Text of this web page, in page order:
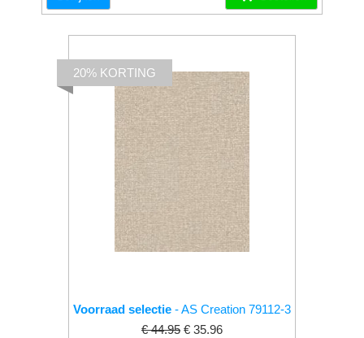
Voorraad selectie - AS Creation 79112-3
€ 44.95 € 35.96
20% KORTING